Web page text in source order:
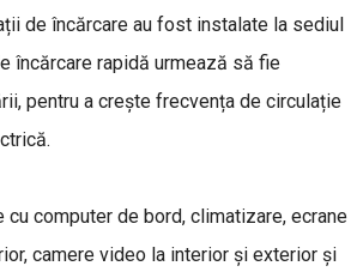
de încărcare au fost instalate la sediul
încărcare rapidă urmează să fie
pentru a crește frecvența de circulație
computer de bord, climatizare, ecrane
camere video la interior și exterior și